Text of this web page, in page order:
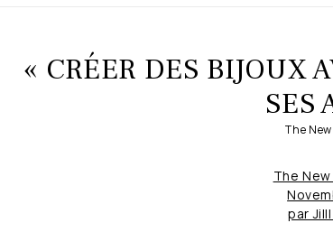
« CRÉER DES BIJOUX
SES
The
The
par